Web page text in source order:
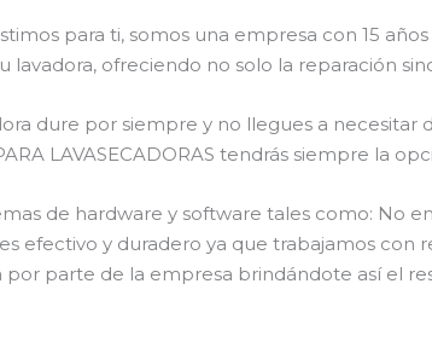
para ti, somos una empresa con 15
lavadora, ofreciendo no solo la reparación
dure por siempre y no llegues a
LAVASECADORAS tendrás siempre la
de hardware y software tales como: No
efectivo y duradero ya que trabajamos con
parte de la empresa brindándote así el